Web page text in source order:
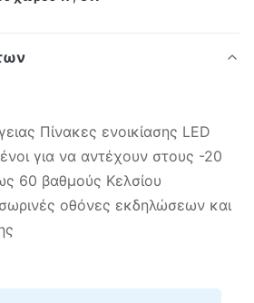
Πίνακες ενοικίασης LED
για να αντέχουν στους -20
60 βαθμούς Κελσίου
οθόνες εκδηλώσεων και